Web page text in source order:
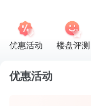
优惠活动 楼盘评测
优惠活动